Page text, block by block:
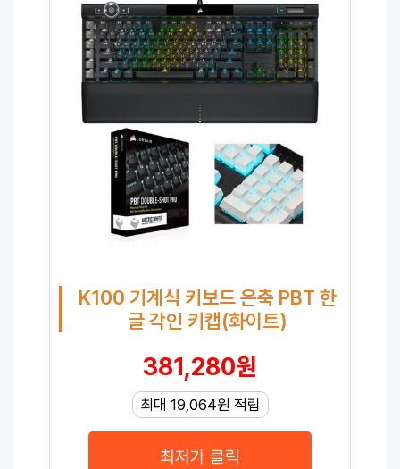
K100 기계식 키보드 은축 PBT 한
글 각인 키캡(화이트)
381,280원
최대 19,064원 적립
최저가 클릭